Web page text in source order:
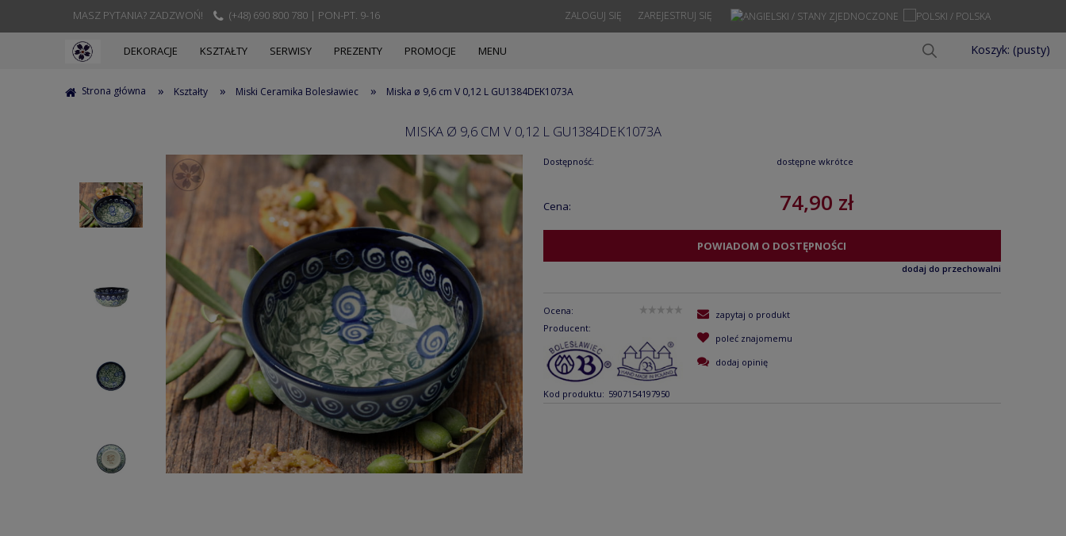
MASZ PYTANIA? ZADZWOŃ! (+48) 690 800 780 | PON-PT. 9-16 ZAREJESTRUJ SIĘ
ZALOGUJ SIĘ
Koszyk: (pusty)
DEKORACJE KSZTAŁTY SERWISY PREZENTY PROMOCJE MENU
Strona główna » Kształty » Miski Ceramika Bolesławiec » Miska ø 9,6 cm V 0,12 L GU1384DEK1073A
MISKA Ø 9,6 CM V 0,12 L GU1384DEK1073A
Dostępność: dostępne wkrótce
Cena: 74,90 zł
POWIADOM O DOSTĘPNOŚCI
dodaj do przechowalni
Ocena:
Producent:
Kod produktu: 5907154197950
zapytaj o produkt
poleć znajomemu
dodaj opinię